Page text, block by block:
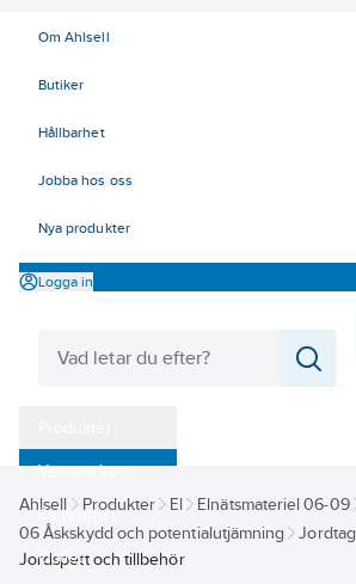
Om Ahlsell
Butiker
Hållbarhet
Jobba hos oss
Nya produkter
Logga in
Varumärken
Kampanjer
Outlet
Ahlsell Produkter El
Elnätsmateriel 06-09
06 Åskskydd och potentialutjämning
Jordtag
Jordspett och tillbehör